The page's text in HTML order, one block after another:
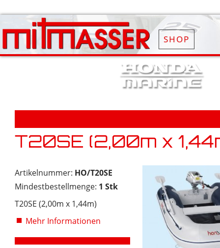
SHOP
T20SE (2,00m x
Artikelnummer: HO/T20SE
Mindestbestellmenge: 1 Stk
T20SE (2,00m x 1,44m)
Mehr Informationen